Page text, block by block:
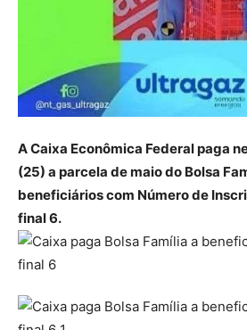
A Caixa Econômica Federal paga
(25) a parcela de maio do Bolsa
beneficiários com Número de
final 6.